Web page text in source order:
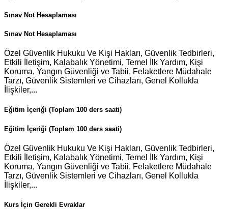
Sınav Not Hesaplaması
Sınav Not Hesaplaması
Özel Güvenlik Hukuku Ve Kişi Hakları, Güvenlik Tedbirleri,
Etkili İletişim, Kalabalık Yönetimi, Temel İlk Yardım, Kişi
Koruma, Yangın Güvenliği ve Tabii, Felaketlere Müdahale
Tarzı, Güvenlik Sistemleri ve Cihazları, Genel Kollukla
İlişkiler,...
Eğitim İçeriği (Toplam 100 ders saati)
Eğitim İçeriği (Toplam 100 ders saati)
Özel Güvenlik Hukuku Ve Kişi Hakları, Güvenlik Tedbirleri,
Etkili İletişim, Kalabalık Yönetimi, Temel İlk Yardım, Kişi
Koruma, Yangın Güvenliği ve Tabii, Felaketlere Müdahale
Tarzı, Güvenlik Sistemleri ve Cihazları, Genel Kollukla
İlişkiler,...
Kurs İçin Gerekli Evraklar